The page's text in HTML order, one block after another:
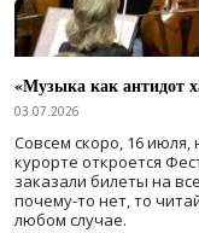
«Музыка как антидот
03.07.2026
Совсем скоро, 16
курорте откроется
заказали билеты на
почему-то нет, то
любом случае.